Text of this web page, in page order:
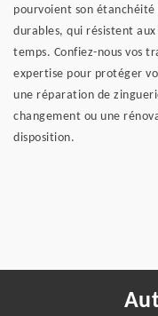
pourvoient son
durables, qui résistent
temps. Confiez-nous vos
expertise pour protéger
une réparation de
changement ou une
disposition.